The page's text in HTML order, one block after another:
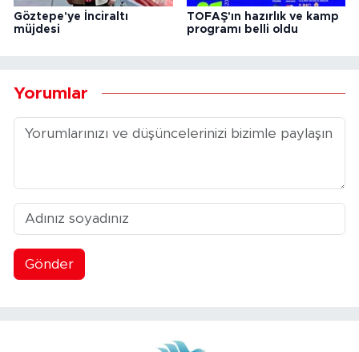
Göztepe'ye İnciraltı
müjdesi
TOFAŞ'ın hazırlık ve kamp
programı belli oldu
Yorumlar
Gönder